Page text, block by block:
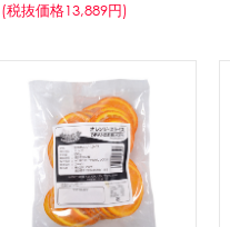
(税抜価格13,889円)